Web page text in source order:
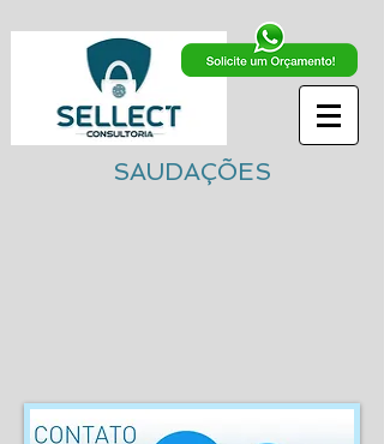
SAUDAÇÕES